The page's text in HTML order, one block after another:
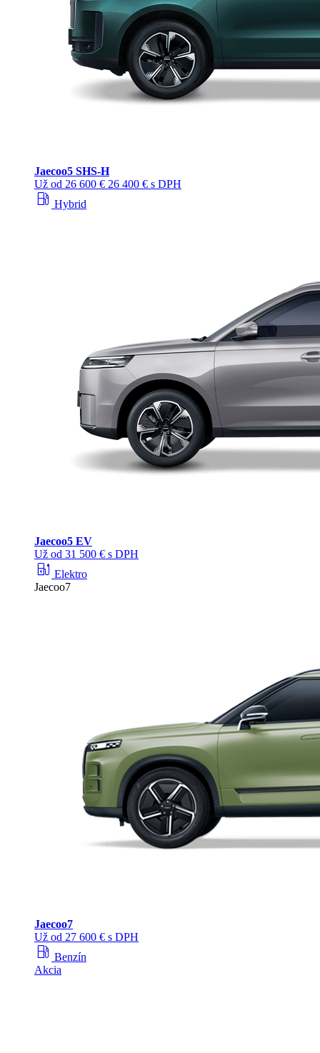
Jaecoo5 SHS-H
Už od 26 600 € 26 400 € s DPH
local_gas_station Hybrid
Jaecoo5 EV
Už od 31 500 € s DPH
ev_station Elektro
Jaecoo7
Jaecoo7
Už od 27 600 € s DPH
local_gas_station Benzín
Akcia